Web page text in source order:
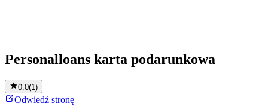
Personalloans karta podarunkowa
0.0(1 )
Odwiedź stronę